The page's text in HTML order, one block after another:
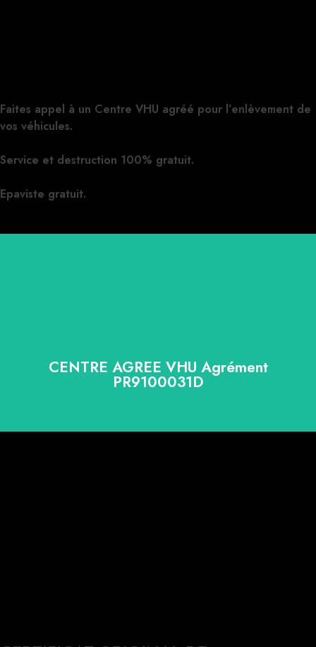
Faites appel à un Centre VHU agréé pour l’enlèvement de
vos véhicules.
Service et destruction 100% gratuit.
Epaviste gratuit.
CENTRE AGREE VHU Agrément
PR9100031D
Cliquez ici pour nous contacter, cela ne vous